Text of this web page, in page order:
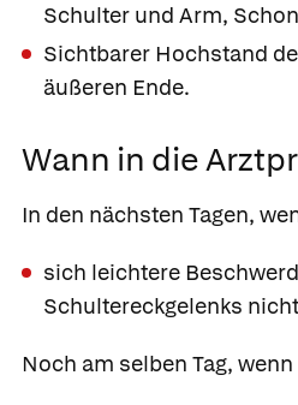
Schulter und Arm,
Sichtbarer Hochstand
äußeren Ende.
Wann in die
In den nächsten Tagen,
sich leichtere
Schultereckgelenks
Noch am selben Tag, wenn